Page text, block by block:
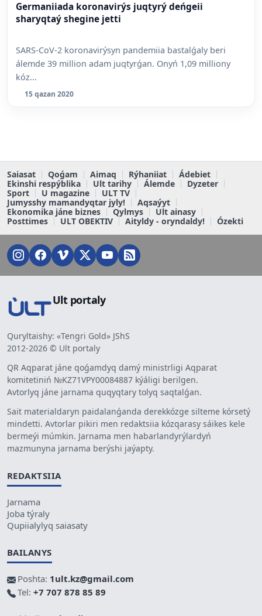
Germaniiada koronavirýs juqtyrý deńgeii
sharyqtaý shegine jetti
SARS-CoV-2 koronavirýsyn pandemiia bastalǵaly beri
álemde 39 million adam juqtyrǵan. Onyń 1,09 milliony
kóz...
15 qazan 2020
Saiasat Qoǵam Aimaq Rýhaniiat
Ádebiet
Ekinshi respýblika
Ult tarihy Álemde
Dyzeter
Sport
U magazine
ULT TV
Jumysshy mamandyqtar jyly!
Aqsaýyt
Ekonomika jáne biznes
Qylmys
Ult ainasy
Posttimes
ULT OBEKTIV Aityldy - oryndaldy! Ózekti
Ult portaly
Quryltaishy: «Tengri Gold» JShS
2012-2026 © Ult portaly
QR Aqparat jáne qoǵamdyq damý ministrligi Aqparat
komitetiniń №KZ71VPY00084887 kýáligi berilgen.
Avtorlyq jáne jarnama quqyqtary tolyq saqtalǵan.
Sait materialdaryn paidalanǵanda derekkózge silteme kórsetý
mindetti. Avtorlar pikiri men redaktsiia kózqarasy sáikes kele
bermeýi múmkin. Jarnama men habarlandyrýlardyń
mazmunyna jarnama berýshi jaýapty.
REDAKTSIIA
Jarnama
Joba týraly
Qupiialylyq saiasaty
BAILANYS
Poshta: 1ult.kz@gmail.com
Tel: +7 707 878 85 89